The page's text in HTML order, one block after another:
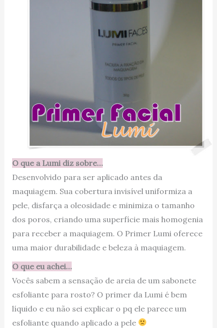
O que a Lumi diz sobre…
Desenvolvido para ser aplicado antes da
maquiagem. Sua cobertura invisível uniformiza a
pele, disfarça a oleosidade e minimiza o tamanho
dos poros, criando uma superfície mais homogenia
para receber a maquiagem. O Primer Lumi oferece
uma maior durabilidade e beleza à maquiagem.
O que eu achei…
Vocês sabem a sensação de areia de um sabonete
esfoliante para rosto? O primer da Lumi é bem
líquido e eu não sei explicar o pq ele parece um
esfoliante quando aplicado a pele